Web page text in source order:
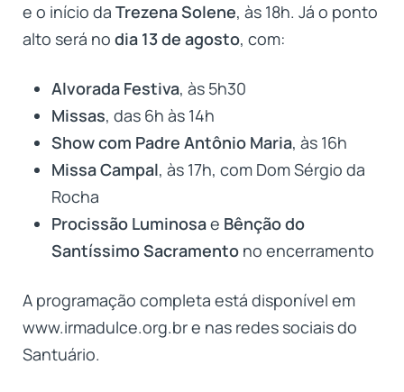
e o início da Trezena Solene, às 18h. Já o ponto
alto será no dia 13 de agosto, com:
Alvorada Festiva, às 5h30
Missas, das 6h às 14h
Show com Padre Antônio Maria, às 16h
Missa Campal, às 17h, com Dom Sérgio da
Rocha
Procissão Luminosae Bênção do
Santíssimo Sacramento no encerramento
A programação completa está disponível em
www.irmadulce.org.bre nas redes sociais do
Santuário.